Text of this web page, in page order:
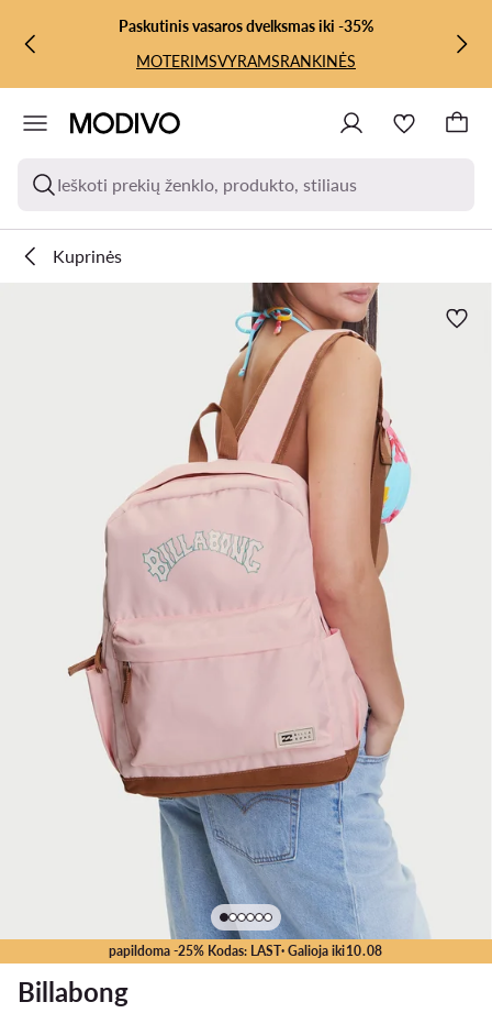
PEREITI PRIE PAGRINDINIO TURINIO
PEREITI Į PAIEŠKĄPaskutinis vasaros dvelksmas iki -35%
MOTERIMSVYRAMSRANKINĖS
Ieškoti prekių ženklo, produkto, stiliaus
Kuprinės
papildoma -25% Kodas: LAST· Galioja iki10.08
Billabong